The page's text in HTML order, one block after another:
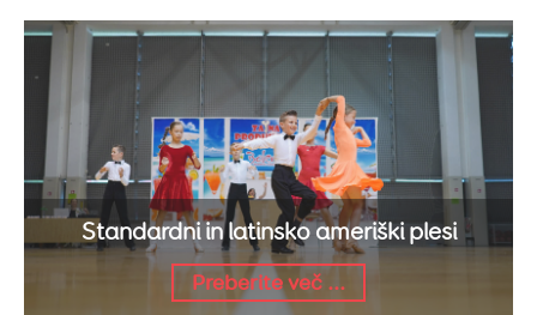
Standardni in latinsko ameriški plesi
Preberite več ...